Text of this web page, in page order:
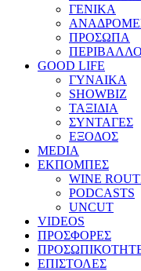
ΓΕΝΙΚΑ
ΠΡΟΣΩΠΑ
GOOD LIFE
ΓΥΝΑΙΚΑ
SHOWBIZ
ΤΑΞΙΔΙΑ
ΣΥΝΤΑΓΕΣ
ΕΞΟΔΟΣ
MEDIA
ΕΚΠΟΜΠΕΣ
WINE
PODCASTS
UNCUT
VIDEOS
ΠΡΟΣΦΟΡΕΣ
ΕΠΙΣΤΟΛΕΣ